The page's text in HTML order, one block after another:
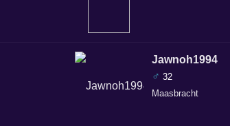
Jawnoh1994
♂ 32
Maasbracht